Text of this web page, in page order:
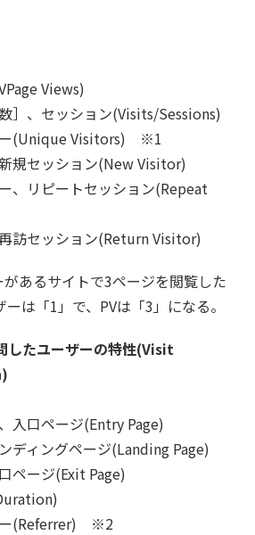
Views)
］、セッション(Visits/Sessions)
(Unique Visitors) ※1
規セッション(New Visitor)
、リピートセッション(Repeat
訪セッション(Return Visitor)
あるサイトで3ページを閲覧した
は「1」で、PVは「3」になる。
したユーザーの特性(Visit
入口ページ(Entry Page)
ディングページ(Landing Page)
ページ(Exit Page)
(Referrer) ※2